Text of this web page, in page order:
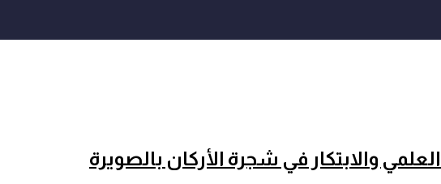
والابتكار في شجرة الأركان بالصويرة